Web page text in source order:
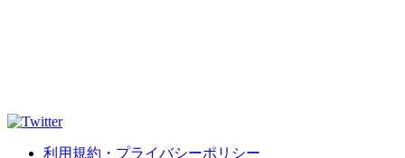
利用規約・プライバシーポリシー